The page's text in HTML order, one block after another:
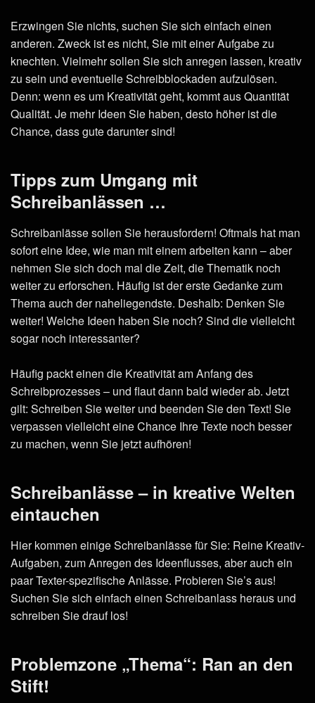
Erzwingen Sie nichts, suchen Sie sich einfach einen
anderen. Zweck ist es nicht, Sie mit einer Aufgabe zu
knechten. Vielmehr sollen Sie sich anregen lassen, kreativ
zu sein und eventuelle Schreibblockaden aufzulösen.
Denn: wenn es um Kreativität geht, kommt aus Quantität
Qualität. Je mehr Ideen Sie haben, desto höher ist die
Chance, dass gute darunter sind!
Tipps zum Umgang mit
Schreibanlässen …
Schreibanlässe sollen Sie herausfordern! Oftmals hat man
sofort eine Idee, wie man mit einem arbeiten kann – aber
nehmen Sie sich doch mal die Zeit, die Thematik noch
weiter zu erforschen. Häufig ist der erste Gedanke zum
Thema auch der naheliegendste. Deshalb: Denken Sie
weiter! Welche Ideen haben Sie noch? Sind die vielleicht
sogar noch interessanter?
Häufig packt einen die Kreativität am Anfang des
Schreibprozesses – und flaut dann bald wieder ab. Jetzt
gilt: Schreiben Sie weiter und beenden Sie den Text! Sie
verpassen vielleicht eine Chance Ihre Texte noch besser
zu machen, wenn Sie jetzt aufhören!
Schreibanlässe – in kreative Welten
eintauchen
Hier kommen einige Schreibanlässe für Sie: Reine Kreativ-
Aufgaben, zum Anregen des Ideenflusses, aber auch ein
paar Texter-spezifische Anlässe. Probieren Sie’s aus!
Suchen Sie sich einfach einen Schreibanlass heraus und
schreiben Sie drauf los!
Problemzone „Thema“: Ran an den
Stift!